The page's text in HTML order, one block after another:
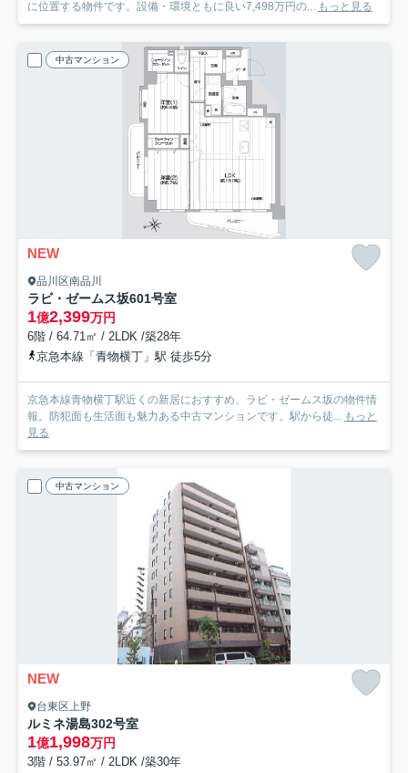
に位置する物件です。設備・環境ともに良い7,498万円の... もっと見る
中古マンション
NEW
品川区南品川
ラビ・ゼームス坂601号室
1億2,399万円
6階 / 64.71㎡ / 2LDK /築28年
京急本線「青物横丁」駅 徒歩5分
京急本線青物横丁駅近くの新居におすすめ、ラビ・ゼームス坂の物件情
報。防犯面も生活面も魅力ある中古マンションです。駅から徒...
もっと
見る
中古マンション
NEW
台東区上野
ルミネ湯島302号室
1億1,998万円
3階 / 53.97㎡ / 2LDK /築30年